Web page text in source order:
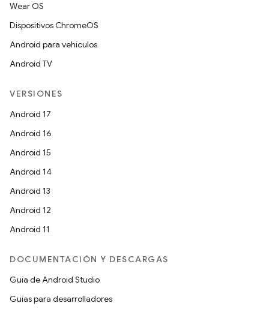
Wear OS
Dispositivos ChromeOS
Android para vehículos
Android TV
VERSIONES
Android 17
Android 16
Android 15
Android 14
Android 13
Android 12
Android 11
DOCUMENTACIÓN Y DESCARGAS
Guía de Android Studio
Guías para desarrolladores